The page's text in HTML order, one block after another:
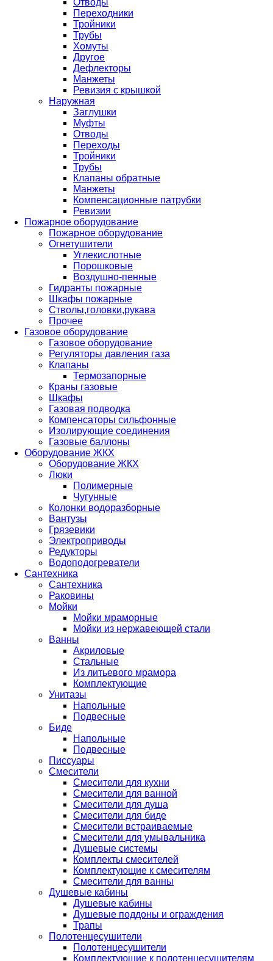
Отводы
Переходники
Тройники
Трубы
Хомуты
Другое
Дефлекторы
Манжеты
Ревизия с крышкой
Наружная
Заглушки
Муфты
Отводы
Переходы
Тройники
Трубы
Клапаны обратные
Манжеты
Компенсационные патрубки
Ревизии
Пожарное оборудование
Пожарное оборудование
Огнетушители
Углекислотные
Порошковые
Воздушно-пенные
Гидранты пожарные
Шкафы пожарные
Стволы,головки,рукава
Прочее
Газовое оборудование
Газовое оборудование
Регуляторы давления газа
Клапаны
Термозапорные
Краны газовые
Шкафы
Газовая подводка
Компенсаторы сильфонные
Изолирующие соединения
Газовые баллоны
Оборудование ЖКХ
Оборудование ЖКХ
Люки
Полимерные
Чугунные
Колонки водоразборные
Вантузы
Грязевики
Электроприводы
Редукторы
Водоподогреватели
Сантехника
Сантехника
Раковины
Мойки
Мойки мраморные
Мойки из нержавеющей стали
Ванны
Акриловые
Стальные
Из литьевого мрамора
Комплектующие
Унитазы
Напольные
Подвесные
Биде
Напольные
Подвесные
Писсуары
Смесители
Смесители для кухни
Смесители для ванной
Смесители для душа
Смесители для биде
Смесители встраиваемые
Смесители для умывальника
Душевые системы
Комплекты смесителей
Комплектующие к смесителям
Смесители для ванны
Душевые кабины
Душевые кабины
Душевые поддоны и ограждения
Трапы
Полотенцесушители
Полотенцесушители
Комплектующие к полотенцесушителям